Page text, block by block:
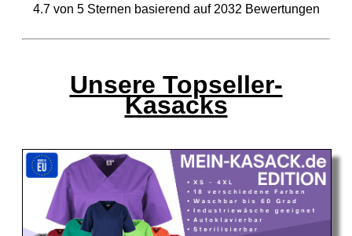
4.7von 5Sternen basierend auf 2032 Bewertungen
Unsere Topseller-
Kasacks